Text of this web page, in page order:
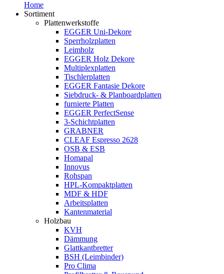
Home
Sortiment
Plattenwerkstoffe
EGGER Uni-Dekore
Sperrholzplatten
Leimholz
EGGER Holz Dekore
Multiplexplatten
Tischlerplatten
EGGER Fantasie Dekore
Siebdruck- & Planboardplatten
furnierte Platten
EGGER PerfectSense
3-Schichtplatten
GRABNER
CLEAF Espresso 2628
OSB & ESB
Homapal
Innovus
Rohspan
HPL-Kompaktplatten
MDF & HDF
Arbeitsplatten
Kantenmaterial
Holzbau
KVH
Dämmung
Glattkantbretter
BSH (Leimbinder)
Pro Clima